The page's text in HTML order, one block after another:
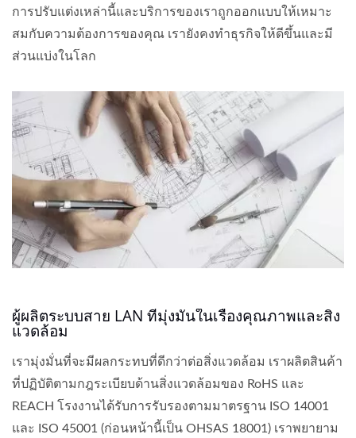
การปรับแต่งเหล่านี้และบริการของเราถูกออกแบบให้เหมาะ
สมกับความต้องการของคุณ เรายังคงทำธุรกิจให้ดีขึ้นและมี
ส่วนแบ่งในโลก
ผู้ผลิตระบบสาย LAN ที่มุ่งมั่นในเรื่องคุณภาพและสิ่ง
แวดล้อม
เรามุ่งมั่นที่จะมีผลกระทบที่ดีกว่าต่อสิ่งแวดล้อม เราผลิตสินค้า
ที่ปฏิบัติตามกฎระเบียบด้านสิ่งแวดล้อมของ RoHS และ
REACH โรงงานได้รับการรับรองตามมาตรฐาน ISO 14001
และ ISO 45001 (ก่อนหน้านี้เป็น OHSAS 18001) เราพยายาม